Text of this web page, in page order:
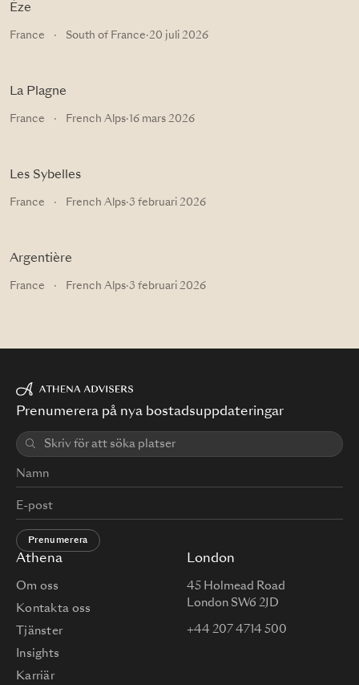
Èze
France · South of France·20 juli 2026
La Plagne
France · French Alps· 16 mars 2026
Les Sybelles
France · French Alps·3 februari 2026
Argentière
France · French Alps·3 februari 2026
Athena
Om oss
Kontakta oss
Tjänster
Insights
Karriär
London
45 Holmead Road
London SW6 2JD
+44 207 4714 500
Prenumerera på nya bostadsuppdateringar
Prenumerera